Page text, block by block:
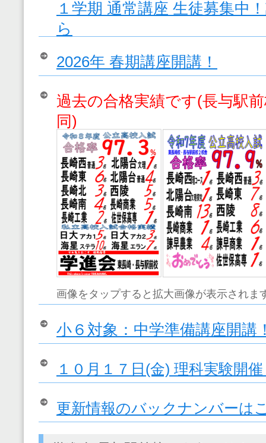
１学期 通常講座 生徒募集中
ら
2026年 春期講座開講！
過去の合格実績です(長与駅
同)
画像をタップすると拡大画像が表示されま
小６対象：中学準備講座開講
１０月１７日(金) 理科実験開
更新情報のバックナンバーは